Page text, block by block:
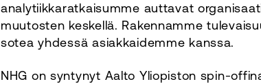
analytiikkaratkaisumme auttavat
muutosten keskellä. Rakennamme
sotea yhdessä asiakkaidemme kanssa.
NHG on syntynyt Aalto Yliopiston spin-